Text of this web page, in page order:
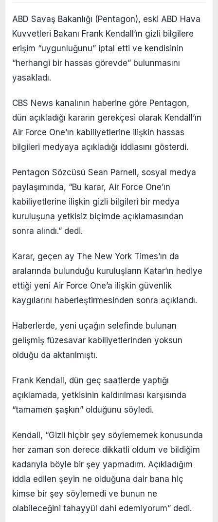
ABD Savaş Bakanlığı (Pentagon), eski ABD Hava
Kuvvetleri Bakanı Frank Kendall’ın gizli bilgilere
erişim “uygunluğunu” iptal etti ve kendisinin
“herhangi bir hassas görevde” bulunmasını
yasakladı.
CBS News kanalının haberine göre Pentagon,
dün açıkladığı kararın gerekçesi olarak Kendall’ın
Air Force One’ın kabiliyetlerine ilişkin hassas
bilgileri medyaya açıkladığı iddiasını gösterdi.
Pentagon Sözcüsü Sean Parnell, sosyal medya
paylaşımında, “Bu karar, Air Force One’ın
kabiliyetlerine ilişkin gizli bilgileri bir medya
kuruluşuna yetkisiz biçimde açıklamasından
sonra alındı.” dedi.
Karar, geçen ay The New York Times’ın da
aralarında bulunduğu kuruluşların Katar’ın hediye
ettiği yeni Air Force One’a ilişkin güvenlik
kaygılarını haberleştirmesinden sonra açıklandı.
Haberlerde, yeni uçağın selefinde bulunan
gelişmiş füzesavar kabiliyetlerinden yoksun
olduğu da aktarılmıştı.
Frank Kendall, dün geç saatlerde yaptığı
açıklamada, yetkisinin kaldırılması karşısında
“tamamen şaşkın” olduğunu söyledi.
Kendall, “Gizli hiçbir şey söylememek konusunda
her zaman son derece dikkatli oldum ve bildiğim
kadarıyla böyle bir şey yapmadım. Açıkladığım
iddia edilen şeyin ne olduğuna dair bana hiç
kimse bir şey söylemedi ve bunun ne
olabileceğini tahayyül dahi edemiyorum” dedi.